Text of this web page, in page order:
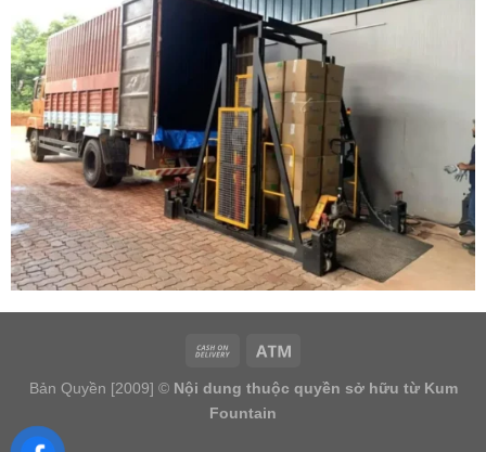
Bản Quyền [2009] © Nội dung thuộc quyền sở hữu từ Kum
Fountain